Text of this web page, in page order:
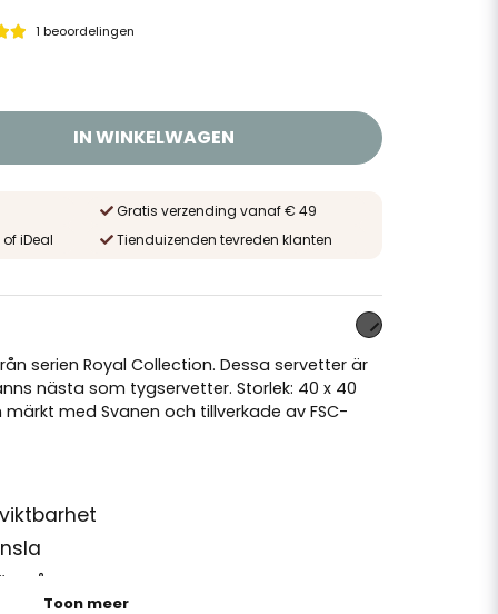
1 beoordelingen
IN WINKELWAGEN
Gratis verzending vanaf € 49
iDeal
Tienduizenden tevreden klanten
serien Royal Collection. Dessa servetter är
nästa som tygservetter. Storlek: 40 x 40
med Svanen och tillverkade av FSC-
Toon meer